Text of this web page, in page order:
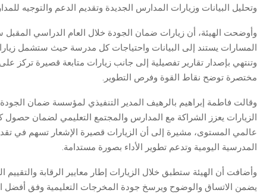
وتحليل البيانات وزيارات المدارس الجديدة وتقديم الدعم والتوجيه
وأوضحت الهيئة، أن زيارات ضمان الجودة خلال العام الدراسي المقبل
المسارات يستند إلى البيانات واحتياجات كل مدرسة حيث ستشمل
وتنتهي بإصدار تقارير تفصيلية إلى جانب زيارات متابعة قصيرة تركز
مختصرة توضح نقاط القوة وفرص التطوير.
وقالت فاطمة إبراهيم بالرهيف المدير التنفيذي لمؤسسة ضمان الجودة
الزيارات يعزز الشراكة مع المدارس والمجتمع التعليمي لضمان
عالمي المستوى، مشيرة إلى أن الزيارات قصيرة الإشعار تسهم في
المدرسية اليومية وتدعم تطوير الأداء بصورة مستدامة.
وأضافت أن الهيئة ستطبق خلال الزيارات إطار معايير الرقابة والتقييم
يضمن الاتساق والوضوح ويرسخ جودة المخرجات التعليمية وفق أفضل